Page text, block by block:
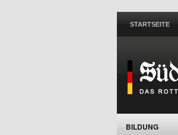
STARTSEITE
BILDUNG